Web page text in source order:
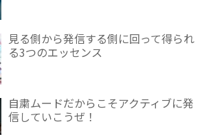
見る側から発信する側に回って得られ
る3つのエッセンス
自粛ムードだからこそアクティブに発
信していこうぜ！